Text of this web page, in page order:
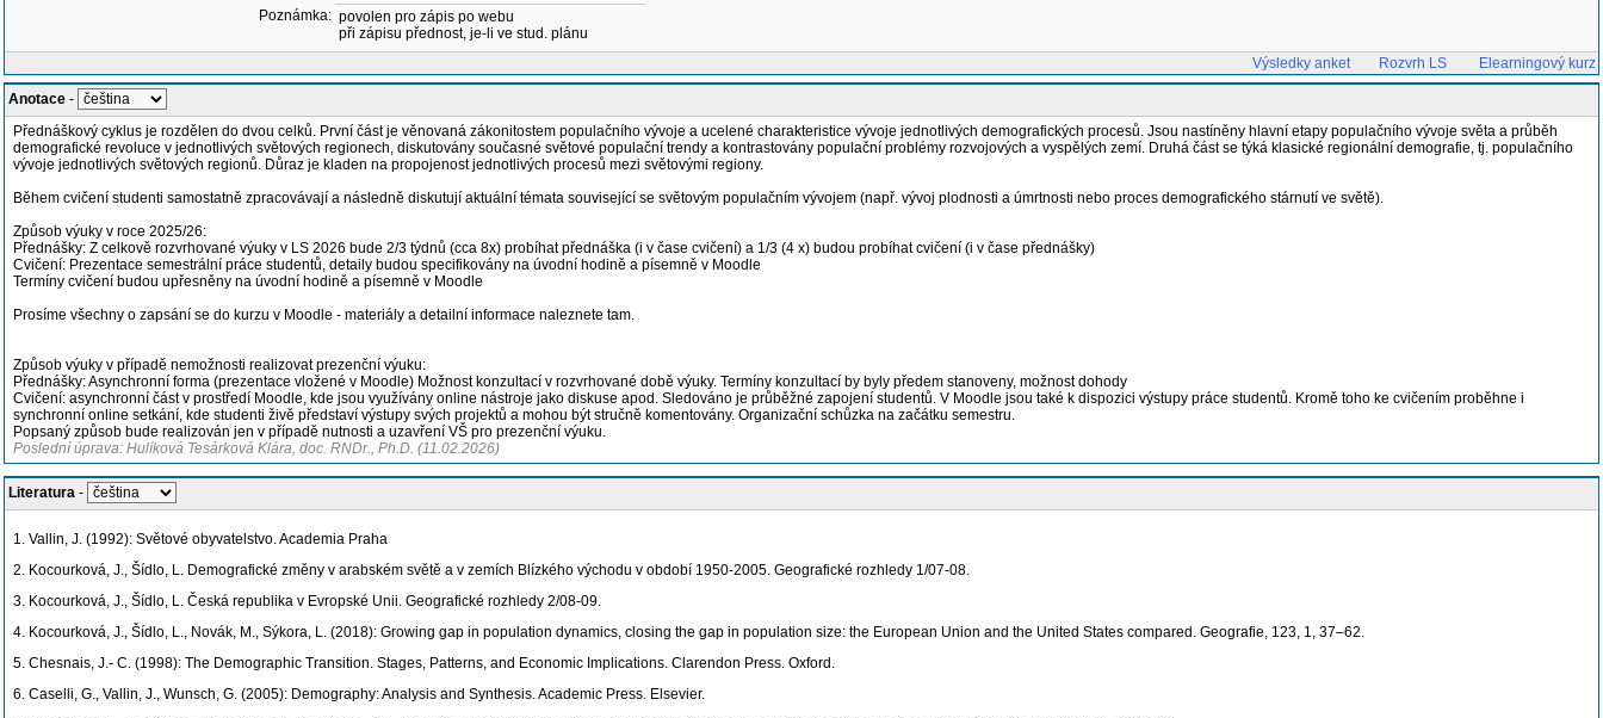
Poznámka: povolen pro zápis po webu
při zápisu přednost, je-li ve stud. plánu
Výsledky anket Rozvrh LS Elearningový kurz
Anotace -
Přednáškový cyklus je rozdělen do dvou celků. První část je věnovaná zákonitostem populačního vývoje a ucelené charakteristice vývoje jednotlivých demografických procesů. Jsou nastíněny hlavní etapy populačního vývoje světa a průběh
demografické revoluce v jednotlivých světových regionech, diskutovány současné světové populační trendy a kontrastovány populační problémy rozvojových a vyspělých zemí. Druhá část se týká klasické regionální demografie, tj. populačního
vývoje jednotlivých světových regionů. Důraz je kladen na propojenost jednotlivých procesů mezi světovými regiony.
Během cvičení studenti samostatně zpracovávají a následně diskutují aktuální témata související se světovým populačním vývojem (např. vývoj plodnosti a úmrtnosti nebo proces demografického stárnutí ve světě).
Způsob výuky v roce 2025/26:
Přednášky: Z celkově rozvrhované výuky v LS 2026 bude 2/3 týdnů (cca 8x) probíhat přednáška (i v čase cvičení) a 1/3 (4 x) budou probíhat cvičení (i v čase přednášky)
Cvičení: Prezentace semestrální práce studentů, detaily budou specifikovány na úvodní hodině a písemně v Moodle
Termíny cvičení budou upřesněny na úvodní hodině a písemně v Moodle
Prosíme všechny o zapsání se do kurzu v Moodle - materiály a detailní informace naleznete tam.
Způsob výuky v případě nemožnosti realizovat prezenční výuku:
Přednášky: Asynchronní forma (prezentace vložené v Moodle) Možnost konzultací v rozvrhované době výuky. Termíny konzultací by byly předem stanoveny, možnost dohody
Cvičení: asynchronní část v prostředí Moodle, kde jsou využívány online nástroje jako diskuse apod. Sledováno je průběžné zapojení studentů. V Moodle jsou také k dispozici výstupy práce studentů. Kromě toho ke cvičením proběhne i
synchronní online setkání, kde studenti živě představí výstupy svých projektů a mohou být stručně komentovány. Organizační schůzka na začátku semestru.
Popsaný způsob bude realizován jen v případě nutnosti a uzavření VŠ pro prezenční výuku.
Poslední úprava: Hulíková Tesárková Klára, doc. RNDr., Ph.D. (11.02.2026)
Literatura -
1. Vallin, J. (1992): Světové obyvatelstvo. Academia Praha
2. Kocourková, J., Šídlo, L. Demografické změny v arabském světě a v zemích Blízkého východu v období 1950-2005. Geografické rozhledy 1/07-08.
3. Kocourková, J., Šídlo, L. Česká republika v Evropské Unii. Geografické rozhledy 2/08-09.
4. Kocourková, J., Šídlo, L., Novák, M., Sýkora, L. (2018): Growing gap in population dynamics, closing the gap in population size: the European Union and the United States compared. Geografie, 123, 1, 37–62.
5. Chesnais, J.- C. (1998): The Demographic Transition. Stages, Patterns, and Economic Implications. Clarendon Press. Oxford.
6. Caselli, G., Vallin, J., Wunsch, G. (2005): Demography: Analysis and Synthesis. Academic Press. Elsevier.